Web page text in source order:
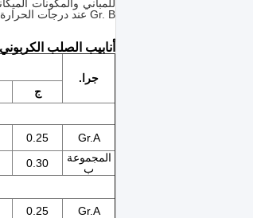
Gr. B عند درجات الحرارة العالية.
أنابيب الصلب الكربوني ASTM A53 / ASME SA53 التركيب الكيميائي:
جرا.
ج
Gr.A
0.25
المجموعة
ب
0.30
Gr.A
0.25